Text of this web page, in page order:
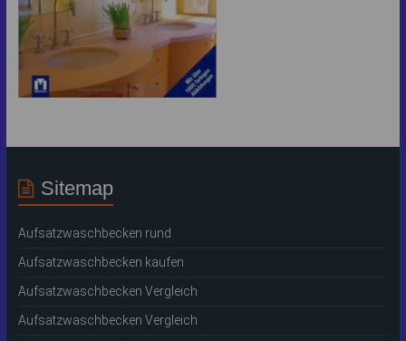
Sitemap
Aufsatzwaschbecken rund
Aufsatzwaschbecken kaufen
Aufsatzwaschbecken Vergleich
Aufsatzwaschbecken Vergleich